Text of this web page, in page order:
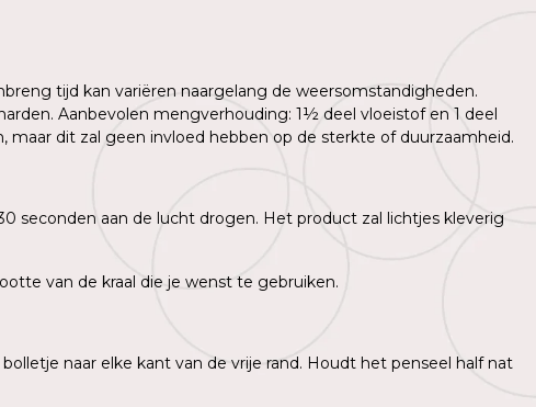
tijd kan variëren naargelang de weersomstandigheden.
Aanbevolen mengverhouding: 1½ deel vloeistof en 1 deel
dit zal geen invloed hebben op de sterkte of duurzaamheid.
seconden aan de lucht drogen. Het product zal lichtjes kleverig
van de kraal die je wenst te gebruiken.
naar elke kant van de vrije rand. Houdt het penseel half nat